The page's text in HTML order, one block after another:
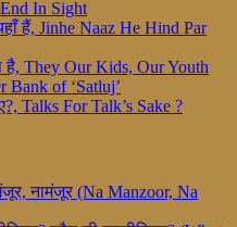
In Sight
हैं, Jinhe Naaz He Hind Par
है, They Our Kids, Our Youth
of ‘Satluj’
Talks For Talk’s Sake ?
नामंजूर (Na Manzoor, Na